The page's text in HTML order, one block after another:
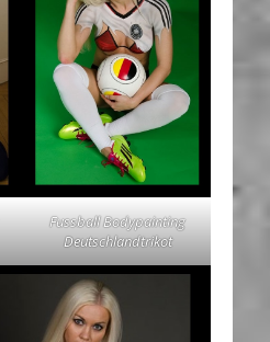
Fussball Bodypainting
Deutschlandtrikot